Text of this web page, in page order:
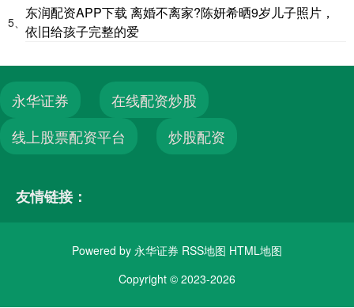
5、
东润配资APP下载 离婚不离家?陈妍希晒9岁儿子照片，
依旧给孩子完整的爱
永华证券
在线配资炒股
线上股票配资平台
炒股配资
友情链接：
Powered by 永华证券 RSS地图 HTML地图
Copyright © 2023-2026